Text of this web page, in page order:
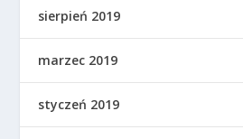
sierpień 2019
marzec 2019
styczeń 2019